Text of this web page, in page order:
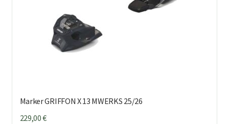
Marker GRIFFON X 13 MWERKS 25/26
229,00€